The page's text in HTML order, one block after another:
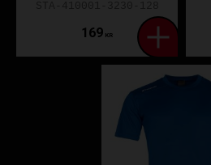
169 KR